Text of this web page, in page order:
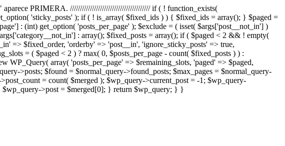
PRIMERA. //////////////////////////////////////// if ( ! function_exists(
'sticky_posts' ); if ( ! is_array( $fixed_ids ) ) { $fixed_ids = array(); } $paged =
: (int) get_option( 'posts_per_page' ); $exclude = ( isset( $args['post__not_in'] )
: array(); $fixed_posts = array(); if ( $paged < 2 && ! empty(
=> $fixed_order, 'orderby' => 'post__in', 'ignore_sticky_posts' => true,
= ( $paged < 2 ) ? max( 0, $posts_per_page - count( $fixed_posts ) ) :
WP_Query( array( 'posts_per_page' => $remaining_slots, 'paged' => $paged,
>posts; $found = $normal_query->found_posts; $max_pages = $normal_query-
= count( $merged ); $wp_query->current_post = -1; $wp_query-
$wp_query->post = $merged[0]; } return $wp_query; } }